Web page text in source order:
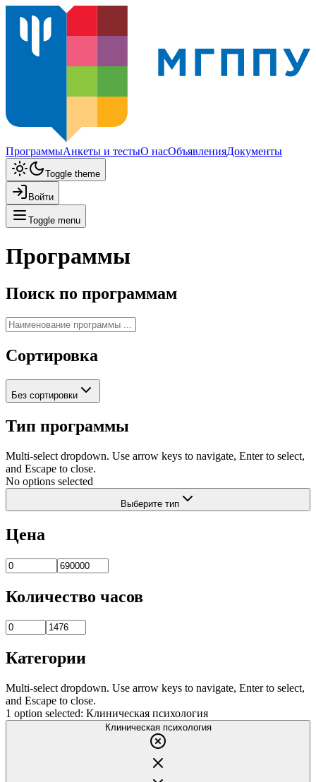
ПрограммыАнкеты и тестыО насОбъявленияДокументы
Toggle theme
Войти
Toggle menu
Программы
Поиск по программам
Сортировка
Без сортировки
Тип программы
Multi-select dropdown. Use arrow keys to navigate, Enter to select,
and Escape to close.
No options selected
Выберите тип
Цена
Количество часов
Категории
Multi-select dropdown. Use arrow keys to navigate, Enter to select,
and Escape to close.
1 option selected: Клиническая психология
Клиническая психология